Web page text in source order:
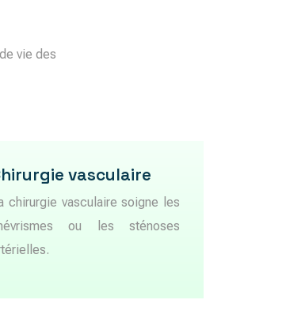
vie des
vasculaire
chirurgie vasculaire soigne les
ou les sténoses